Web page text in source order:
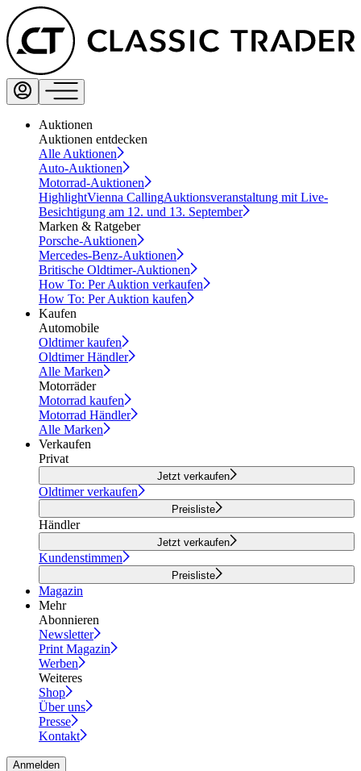
Auktionen
Auktionen entdecken
Alle Auktionen
Auto-Auktionen
Motorrad-Auktionen
HighlightVienna CallingAuktionsveranstaltung mit Live-
Besichtigung am 12. und 13. September
Marken & Ratgeber
Porsche-Auktionen
Mercedes-Benz-Auktionen
Britische Oldtimer-Auktionen
How To: Per Auktion verkaufen
How To: Per Auktion kaufen
Kaufen
Automobile
Oldtimer kaufen
Oldtimer Händler
Alle Marken
Motorräder
Motorrad kaufen
Motorrad Händler
Alle Marken
Verkaufen
Privat
Jetzt verkaufen
Oldtimer verkaufen
Preisliste
Händler
Jetzt verkaufen
Kundenstimmen
Preisliste
Magazin
Mehr
Abonnieren
Newsletter
Print Magazin
Werben
Weiteres
Shop
Über uns
Presse
Kontakt
Anmelden